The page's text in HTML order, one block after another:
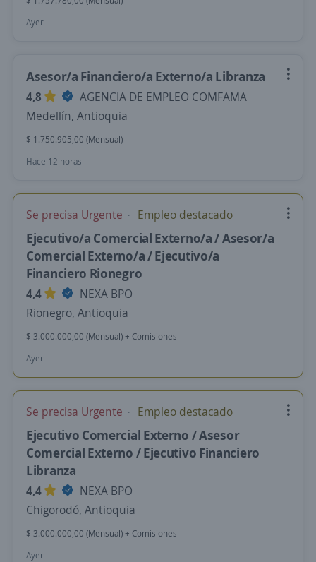
Ayer
Asesor/a Financiero/a Externo/a Libranza
4,8
AGENCIA DE EMPLEO COMFAMA
Medellín, Antioquia
$ 1.750.905,00 (Mensual)
Hace 12 horas
Se precisa Urgente Empleo destacado
Ejecutivo/a Comercial Externo/a / Asesor/a
Comercial Externo/a / Ejecutivo/a
Financiero Rionegro
4,4
NEXA BPO
Rionegro, Antioquia
$ 3.000.000,00 (Mensual) + Comisiones
Ayer
Se precisa Urgente Empleo destacado
Ejecutivo Comercial Externo / Asesor
Comercial Externo / Ejecutivo Financiero
Libranza
4,4
NEXA BPO
Chigorodó, Antioquia
$ 3.000.000,00 (Mensual) + Comisiones
Ayer